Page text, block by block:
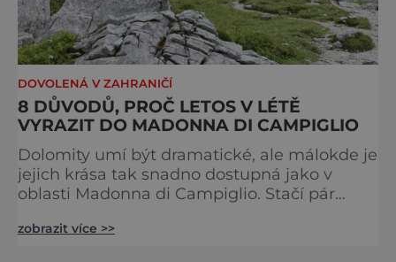
DOVOLENÁ V ZAHRANIČÍ
8 DŮVODŮ, PROČ LETOS V LÉTĚ
VYRAZIT DO MADONNA DI CAMPIGLIO
Dolomity umí být dramatické, ale málokde je
jejich krása tak snadno dostupná jako v
oblasti Madonna di Campiglio. Stačí pár
věžemi, horskými jezery a nekonečnými
zobrazit více >>